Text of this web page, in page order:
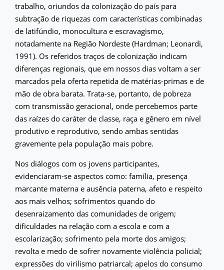
trabalho, oriundos da colonização do país para
subtração de riquezas com características combinadas
de latifúndio, monocultura e escravagismo,
notadamente na Região Nordeste (Hardman; Leonardi,
1991). Os referidos traços de colonização indicam
diferenças regionais, que em nossos dias voltam a ser
marcados pela oferta repetida de matérias-primas e de
mão de obra barata. Trata-se, portanto, de pobreza
com transmissão geracional, onde percebemos parte
das raízes do caráter de classe, raça e gênero em nível
produtivo e reprodutivo, sendo ambas sentidas
gravemente pela população mais pobre.
Nos diálogos com os jovens participantes,
evidenciaram-se aspectos como: família, presença
marcante materna e ausência paterna, afeto e respeito
aos mais velhos; sofrimentos quando do
desenraizamento das comunidades de origem;
dificuldades na relação com a escola e com a
escolarização; sofrimento pela morte dos amigos;
revolta e medo de sofrer novamente violência policial;
expressões do virilismo patriarcal; apelos do consumo